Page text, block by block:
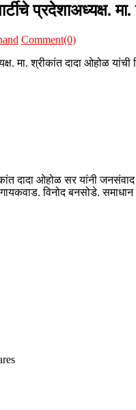
प्रदेशाअध्यक्ष.
Comment(0)
मा. श्रीकांत दादा ओहोळ
दादा ओहोळ सर यांनी
विनोद बनसोडे.